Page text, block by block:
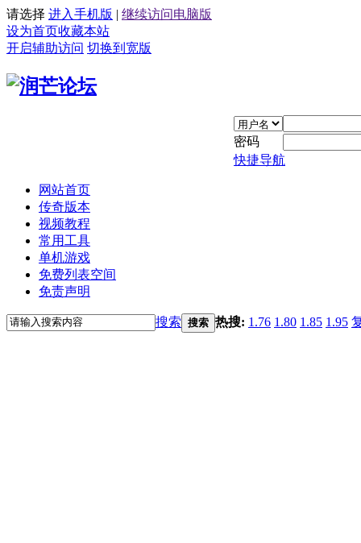
请选择 进入手机版 | 继续访问电脑版
设为首页收藏本站
开启辅助访问 切换到宽版
密码
快捷导航
网站首页
传奇版本
视频教程
常用工具
单机游戏
免费列表空间
免责声明
搜索 搜索 热搜: 1.76 1.80 1.85 1.95